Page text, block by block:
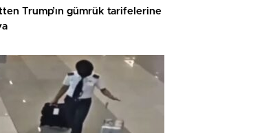
Trump’ın gümrük tarifelerine